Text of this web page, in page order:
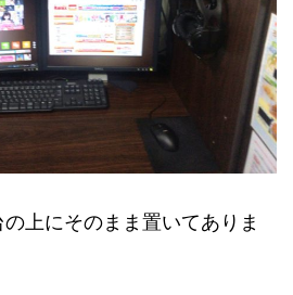
上にそのまま置いてありま